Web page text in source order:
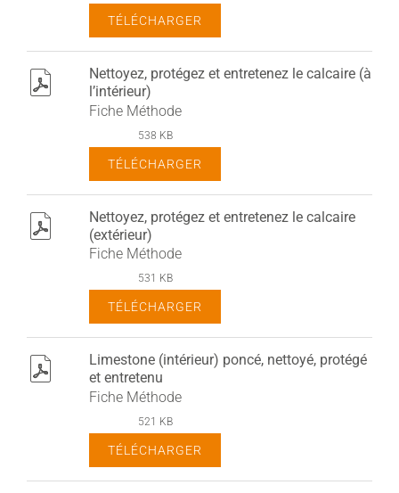
TÉLÉCHARGER
pdfNettoyez, protégez et entretenez le calcaire (à
l’intérieur)
Fiche Méthode
538 KB
TÉLÉCHARGER
pdfNettoyez, protégez et entretenez le calcaire
(extérieur)
Fiche Méthode
531 KB
TÉLÉCHARGER
pdfLimestone (intérieur) poncé, nettoyé, protégé
et entretenu
Fiche Méthode
521 KB
TÉLÉCHARGER